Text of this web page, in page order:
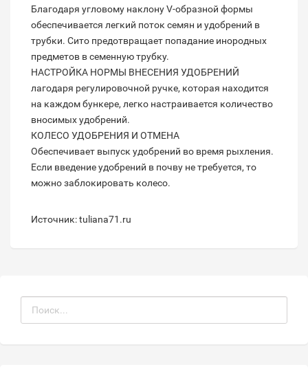
Благодаря угловому наклону V-образной формы
обеспечивается легкий поток семян и удобрений в
трубки. Сито предотвращает попадание инородных
предметов в семенную трубку.
НАСТРОЙКА НОРМЫ ВНЕСЕНИЯ УДОБРЕНИЙ
лагодаря регулировочной ручке, которая находится
на каждом бункере, легко настраивается количество
вносимых удобрений.
КОЛЕСО УДОБРЕНИЯ И ОТМЕНА
Обеспечивает выпуск удобрений во время рыхления.
Если введение удобрений в почву не требуется, то
можно заблокировать колесо.
Источник: tuliana71.ru